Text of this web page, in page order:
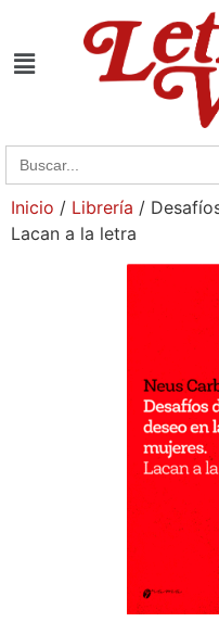
Search
for:
Inicio / Librería /
Lacan a la letra